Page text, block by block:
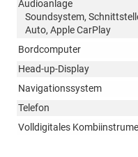
Audioanlage
Soundsystem,
Auto, Apple CarPlay
Bordcomputer
Head-up-Display
Navigationssystem
Telefon
Volldigitales